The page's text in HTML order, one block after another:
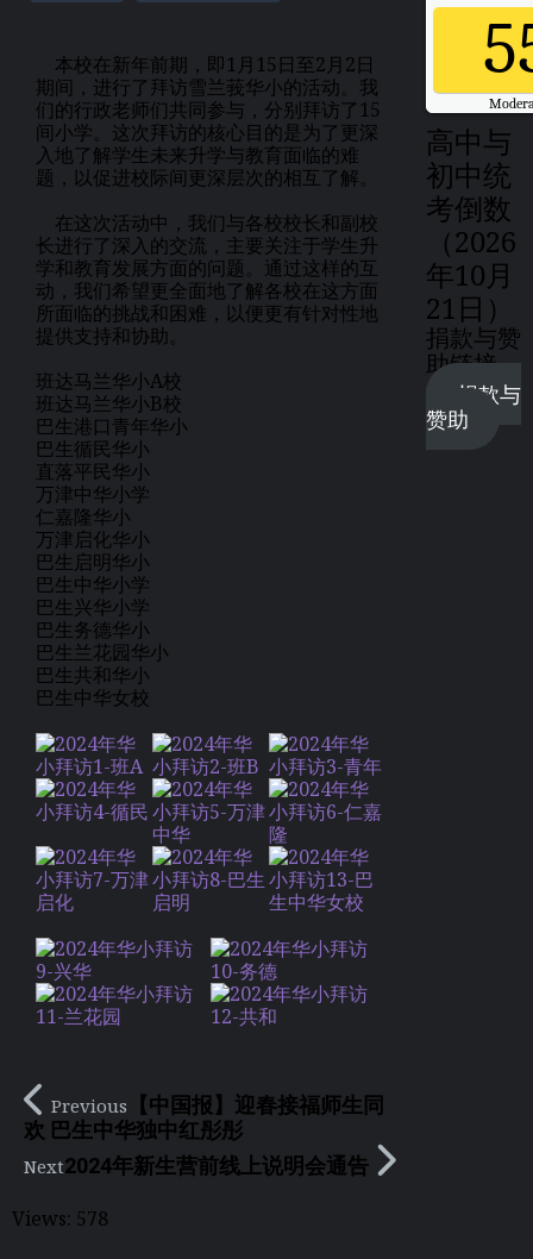
本校在新年前期，即1月15日至2月2日
期间，进行了拜访雪兰莪华小的活动。我
们的行政老师们共同参与，分别拜访了15
间小学。这次拜访的核心目的是为了更深
入地了解学生未来升学与教育面临的难
题，以促进校际间更深层次的相互了解。
在这次活动中，我们与各校校长和副校
长进行了深入的交流，主要关注于学生升
学和教育发展方面的问题。通过这样的互
动，我们希望更全面地了解各校在这方面
所面临的挑战和困难，以便更有针对性地
提供支持和协助。
班达马兰华小A校
班达马兰华小B校
巴生港口青年华小
巴生循民华小
直落平民华小
万津中华小学
仁嘉隆华小
万津启化华小
巴生启明华小
巴生中华小学
巴生兴华小学
巴生务德华小
巴生兰花园华小
巴生共和华小
巴生中华女校
Previous 【中国报】迎春接福师生同
欢 巴生中华独中红彤彤
Next2024年新生营前线上说明会通告
Views: 578
高中与
初中统
考倒数
（2026
年10月
21日）
捐款与赞
助链接
捐款与
赞助